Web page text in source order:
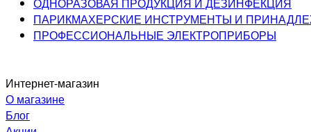
ПАРИКМАХЕРСКИЕ ИНСТРУМЕНТЫ И
ПРОФЕССИОНАЛЬНЫЕ ЭЛЕКТРОПРИБОРЫ
Интернет-магазин
О магазине
Блог